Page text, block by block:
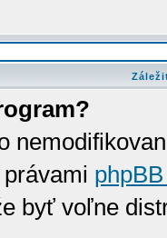
byť voľne